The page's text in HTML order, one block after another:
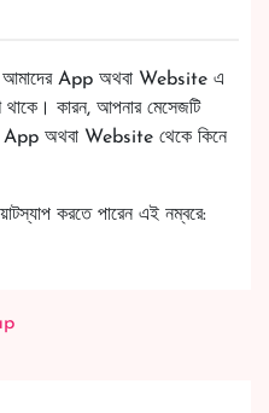
আমাদের App অথবা Website এ
থাকে। কারন, আপনার মেসেজটি
App অথবা Website থেকে কিনে
করতে পারেন এই নম্বরে: